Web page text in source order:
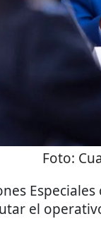
Foto:
el